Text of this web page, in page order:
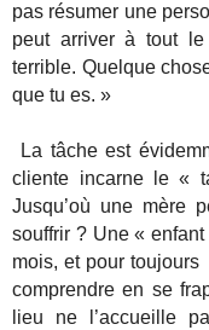
pas résumer une
peut arriver à tout
terrible. Quelque
que tu es. »
La tâche est
cliente incarne le «
Jusqu’où une mère
souffrir ? Une «
mois, et pour
comprendre en se
lieu ne l’accueille